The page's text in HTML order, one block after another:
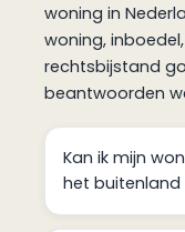
woning in
woning,
rechtsbijstand
beantwoorden
Kan ik mijn
het buitenland